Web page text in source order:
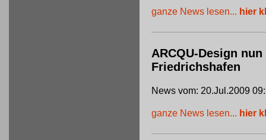
ganze News lesen... hier
ARCQU-Design
Friedrichshafen
News vom: 20.Jul.2009
ganze News lesen... hier